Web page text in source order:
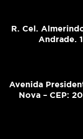
R. Cel.
Andrade.
Avenida
Nova – CEP: